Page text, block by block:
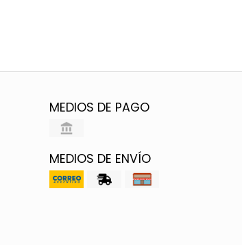
MEDIOS DE PAGO
MEDIOS DE ENVÍO